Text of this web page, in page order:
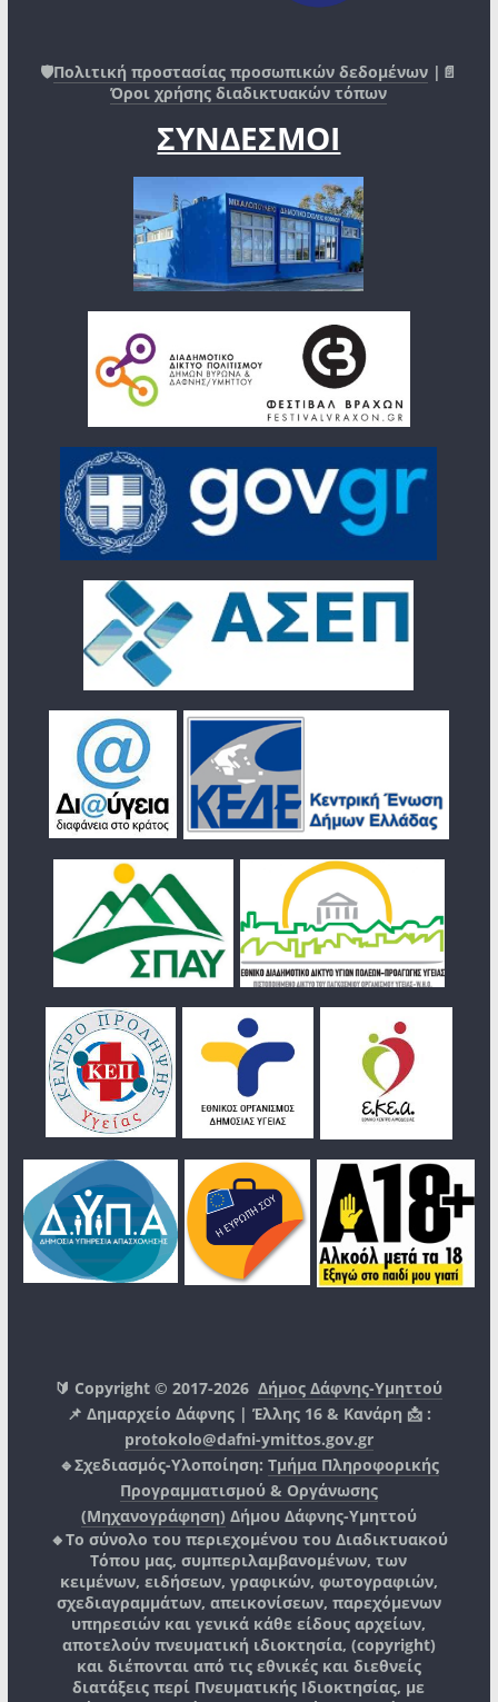
🛡️Πολιτική προστασίας προσωπικών δεδομένων |📄
Όροι χρήσης διαδικτυακών τόπων
ΣΥΝΔΕΣΜΟΙ
🔰 Copyright © 2017-2026Δήμος Δάφνης-Υμηττού
📌 Δημαρχείο Δάφνης | Έλλης 16 & Κανάρη 📩 :
protokolo@dafni-ymittos.gov.gr
🔹Σχεδιασμός-Υλοποίηση: Τμήμα Πληροφορικής
Προγραμματισμού & Οργάνωσης
(Μηχανογράφηση) Δήμου Δάφνης-Υμηττού
🔸Το σύνολο του περιεχομένου του Διαδικτυακού
Τόπου μας, συμπεριλαμβανομένων, των
κειμένων, ειδήσεων, γραφικών, φωτογραφιών,
σχεδιαγραμμάτων, απεικονίσεων, παρεχόμενων
υπηρεσιών και γενικά κάθε είδους αρχείων,
αποτελούν πνευματική ιδιοκτησία, (copyright)
και διέπονται από τις εθνικές και διεθνείς
διατάξεις περί Πνευματικής Ιδιοκτησίας, με